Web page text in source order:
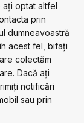
optat altfel
prin
dumneavoastră
acest fel, bifați
colectăm
Dacă ați
notificări
sau prin